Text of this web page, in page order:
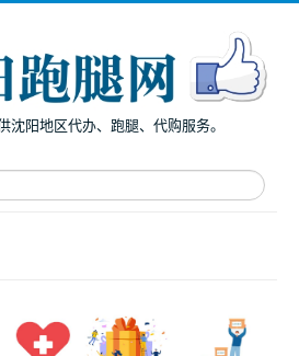
沈阳地区代办、跑腿、代购服务。